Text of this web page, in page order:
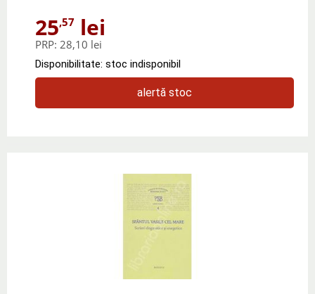
25,57 lei
PRP: 28,10 lei
Disponibilitate: stoc indisponibil
alertă stoc